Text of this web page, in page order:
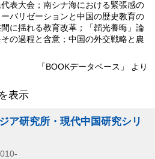
表大会；南シナ海における緊張感の
バリゼーションと中国の歴史教育の
に揺れる教育改革；「韜光養晦」論
の過程と含意；中国の外交戦略と農
「BOOKデータベース」 より
表示
ア研究所・現代中国研究シリ